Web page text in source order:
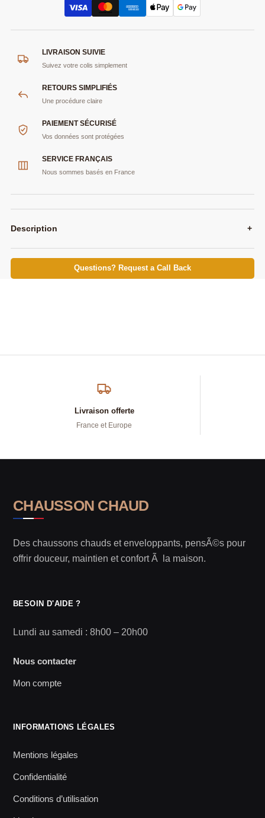
LIVRAISON SUIVIE
Suivez votre colis simplement
RETOURS SIMPLIFIÉS
Une procédure claire
PAIEMENT SÉCURISÉ
Vos données sont protégées
SERVICE FRANÇAIS
Nous sommes basés en France
Description +
Questions? Request a Call Back
Livraison offerte
France et Europe
CHAUSSON CHAUD
Des chaussons chauds et enveloppants, pensÃ©s pour
offrir douceur, maintien et confort Ã la maison.
BESOIN D'AIDE ?
Lundi au samedi : 8h00 – 20h00
Nous contacter
Mon compte
INFORMATIONS LÉGALES
Mentions légales
Confidentialité
Conditions d’utilisation